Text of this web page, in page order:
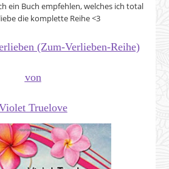
ein Buch empfehlen, welches ich total
die komplette Reihe <3
(Zum-Verlieben-Reihe)
von
Truelove